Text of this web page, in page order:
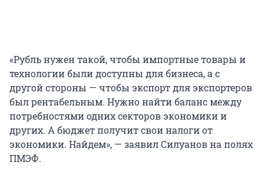
«Рубль нужен такой, чтобы импортные товары и
технологии были доступны для бизнеса, а с
другой стороны — чтобы экспорт для экспортеров
был рентабельным. Нужно найти баланс между
потребностями одних секторов экономики и
других. А бюджет получит свои налоги от
экономики. Найдем», — заявил Силуанов на полях
ПМЭФ.